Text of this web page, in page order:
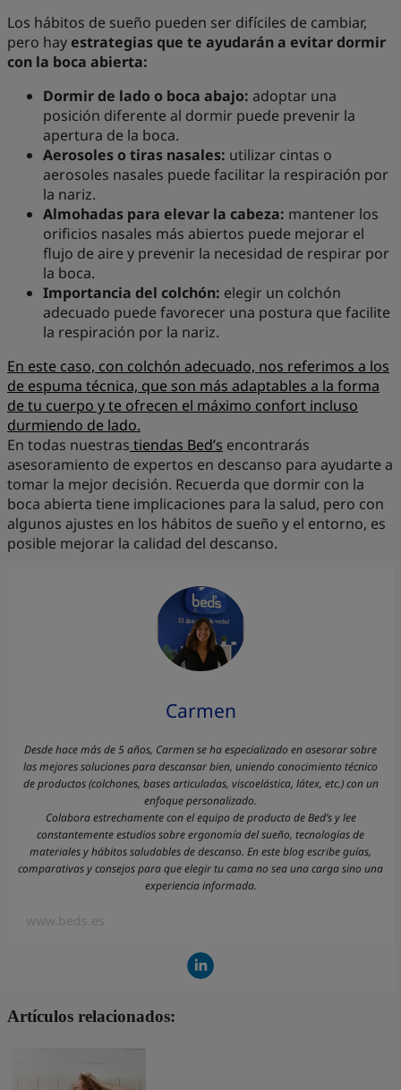
Los hábitos de sueño pueden ser difíciles de cambiar,
pero hayestrategias que te ayudarán a evitar dormir
con la boca abierta:
Dormir de lado o boca abajo: adoptar una
posición diferente al dormir puede prevenir la
apertura de la boca.
Aerosoles o tiras nasales: utilizar cintas o
aerosoles nasales puede facilitar la respiración por
la nariz.
Almohadas para elevar la cabeza: mantener los
orificios nasales más abiertos puede mejorar el
flujo de aire y prevenir la necesidad de respirar por
la boca.
Importancia del colchón: elegir un colchón
adecuado puede favorecer una postura que facilite
la respiración por la nariz.
En este caso, con colchón adecuado, nos referimos a los
de espuma técnica, que son más adaptables a la forma
de tu cuerpo y te ofrecen el máximo confort incluso
durmiendo de lado.
En todas nuestras tiendas Bed’s encontrarás
asesoramiento de expertos en descanso para ayudarte a
tomar la mejor decisión. Recuerda que dormir con la
boca abierta tiene implicaciones para la salud, pero con
algunos ajustes en los hábitos de sueño y el entorno, es
posible mejorar la calidad del descanso.
Carmen
Desde hace más de 5 años, Carmen se ha especializado en asesorar sobre
las mejores soluciones para descansar bien, uniendo conocimiento técnico
de productos (colchones, bases articuladas, viscoelástica, látex, etc.) con un
enfoque personalizado.
Colabora estrechamente con el equipo de producto de Bed’s y lee
constantemente estudios sobre ergonomía del sueño, tecnologías de
materiales y hábitos saludables de descanso. En este blog escribe guías,
comparativas y consejos para que elegir tu cama no sea una carga sino una
experiencia informada.
www.beds.es
Artículos relacionados: